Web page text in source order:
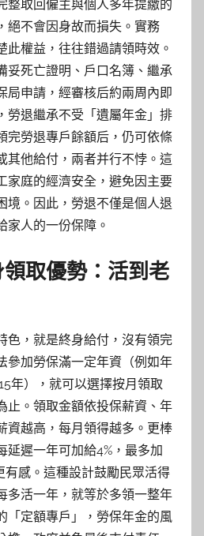
整取回僱主與個人多年提繳的
絕不會因身故而損失。實務
此權益，往往錯過請領時效。
妥死亡證明、戶口名簿、繼承
局申請，經審核后約兩周內即
勞退繼承不受「遺屬年金」排
完勞退專戶餘額后，仍可依條
其他給付，兩者并行不悖。這
家庭的經濟安全，避免因主要
境。因此，勞退不僅是個人退
家人的一份保障。
取優勢：活到老
色，就是終身給付，沒有領完
參加勞保滿一定年資（例如年
年），就可以選擇按月領取
止。領取金額依投保薪資、年
資越高，每月領得越多。更棒
延遲一年可加給4%，最多加
有感。這種設計鼓勵民眾活得
多活一年，就等於多領一整年
「定額專戶」，勞保年金的風